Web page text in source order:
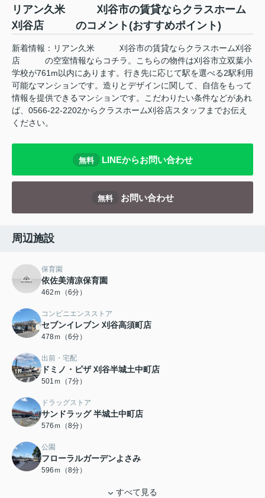
リアン久米 刈谷市の賃貸ならクラスホーム
刈谷店 のコメント(おすすめポイント)
新着情報：リアン久米 刈谷市の賃貸ならクラスホーム刈谷
店 の空室情報ならコチラ。こちらの物件は刈谷市立双葉小
学校が761m以内にあります。行き先に応じて駅を選べる2駅利用
可能なマンションです。造りとデザインに関して、自信をもって
情報を提供できるマンションです。こだわりたい条件などがあれ
ば、0566-22-2202からクラスホーム刈谷店スタッフまでお伝え
ください。
無料 LINEからお問い合わせ
無料 お問い合わせ
周辺施設
保育園
依佐美清凉保育園
462ｍ（6分）
コンビニエンスストア
セブンイレブン 刈谷高須町店
478ｍ（6分）
出前・宅配
ドミノ・ピザ 刈谷半城土中町店
501ｍ（7分）
ドラッグストア
サンドラッグ 半城土中町店
576ｍ（8分）
公園
フローラルガーデンよさみ
596ｍ（8分）
すべて見る